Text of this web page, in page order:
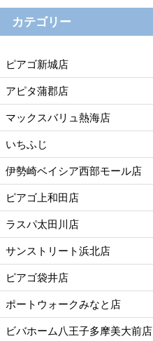
カテゴリー
ピアゴ新城店
アピタ蒲郡店
マックスバリュ熱海店
いちふじ
伊勢崎ベイシア西部モール店
ピアゴ上和田店
ラスパ太田川店
サンストリート浜北店
ピアゴ袋井店
ポートウォークみなと店
ビバホーム八王子多摩美大前店